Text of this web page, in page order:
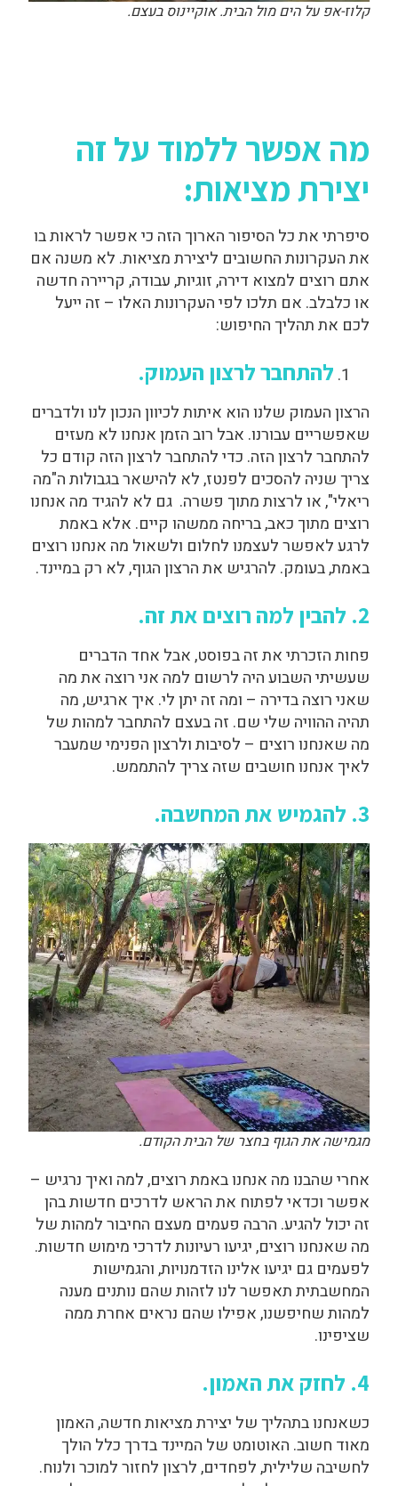
קלוז-אפ על הים מול הבית. אוקיינוס בעצם.
מה אפשר ללמוד על זה
יצירת מציאות:
סיפרתי את כל הסיפור הארוך הזה כי אפשר לראות בו
את העקרונות החשובים ליצירת מציאות. לא משנה אם
אתם רוצים למצוא דירה, זוגיות, עבודה, קריירה חדשה
או כלבלב. אם תלכו לפי העקרונות האלו – זה ייעל
לכם את תהליך החיפוש:
להתחבר לרצון העמוק.
הרצון העמוק שלנו הוא איתות לכיוון הנכון לנו ולדברים
שאפשריים עבורנו. אבל רוב הזמן אנחנו לא מעזים
להתחבר לרצון הזה. כדי להתחבר לרצון הזה קודם כל
צריך שניה להסכים לפנטז, לא להישאר בגבולות ה"מה
ריאלי", או לרצות מתוך פשרה. גם לא להגיד מה אנחנו
רוצים מתוך כאב, בריחה ממשהו קיים. אלא באמת
לרגע לאפשר לעצמנו לחלום ולשאול מה אנחנו רוצים
באמת, בעומק. להרגיש את הרצון הגוף, לא רק במיינד.
2. להבין למה רוצים את זה.
פחות הזכרתי את זה בפוסט, אבל אחד הדברים
שעשיתי השבוע היה לרשום למה אני רוצה את מה
שאני רוצה בדירה – ומה זה יתן לי. איך ארגיש, מה
תהיה ההוויה שלי שם. זה בעצם להתחבר למהות של
מה שאנחנו רוצים – לסיבות ולרצון הפנימי שמעבר
לאיך אנחנו חושבים שזה צריך להתממש.
3. להגמיש את המחשבה.
מגמישה את הגוף בחצר של הבית הקודם.
אחרי שהבנו מה אנחנו באמת רוצים, למה ואיך נרגיש –
אפשר וכדאי לפתוח את הראש לדרכים חדשות בהן
זה יכול להגיע. הרבה פעמים מעצם החיבור למהות של
מה שאנחנו רוצים, יגיעו רעיונות לדרכי מימוש חדשות.
לפעמים גם יגיעו אלינו הזדמנויות, והגמישות
המחשבתית תאפשר לנו לזהות שהם נותנים מענה
למהות שחיפשנו, אפילו שהם נראים אחרת ממה
שציפינו.
4. לחזק את האמון.
כשאנחנו בתהליך של יצירת מציאות חדשה, האמון
מאוד חשוב. האוטומט של המיינד בדרך כלל הולך
לחשיבה שלילית, לפחדים, לרצון לחזור למוכר ולנוח.